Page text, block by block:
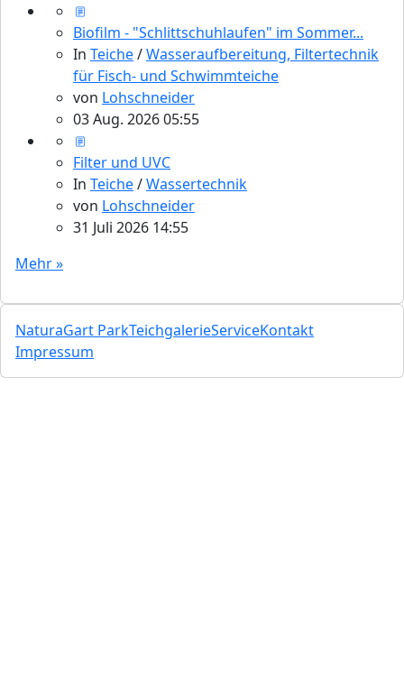
Biofilm - "Schlittschuhlaufen" im Sommer...
In Teiche/Wasseraufbereitung, Filtertechnik
für Fisch- und Schwimmteiche
von Lohschneider
03 Aug. 2026 05:55
Filter und UVC
In Teiche/Wassertechnik
von Lohschneider
31 Juli 2026 14:55
Mehr »
NaturaGart ParkTeichgalerieServiceKontakt
Impressum